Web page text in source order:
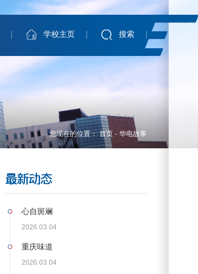
学校主页 搜索
您现在的位置： 首页 -华电故事
最新动态
心自斑斓
2026.03.04
重庆味道
2026.03.04